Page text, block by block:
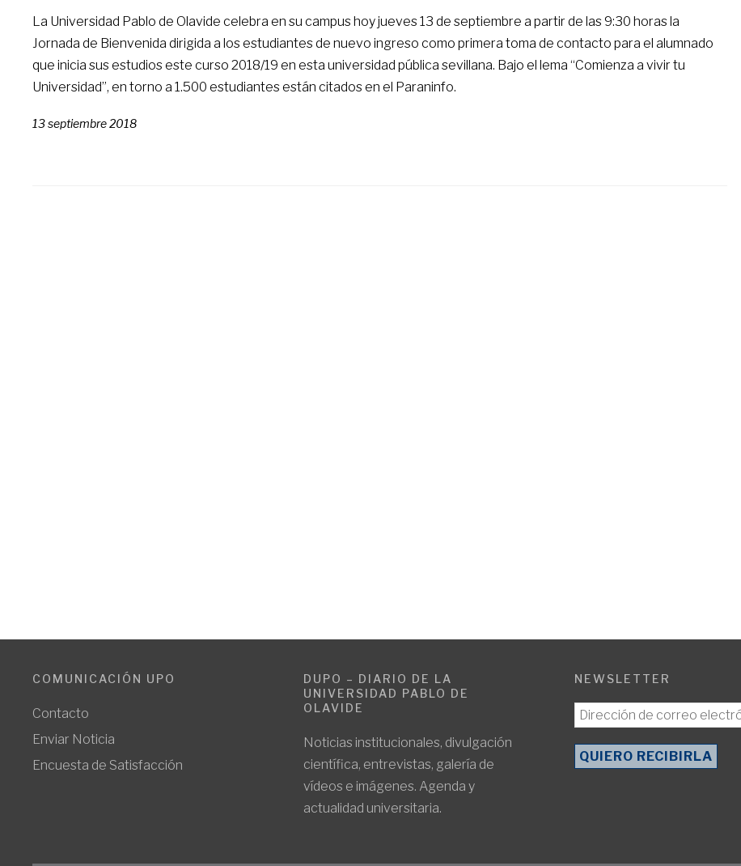
La Universidad Pablo de Olavide celebra en su campus hoy jueves 13 de septiembre a partir de las 9:30 horas la
Jornada de Bienvenida dirigida a los estudiantes de nuevo ingreso como primera toma de contacto para el alumnado
que inicia sus estudios este curso 2018/19 en esta universidad pública sevillana. Bajo el lema “Comienza a vivir tu
Universidad”, en torno a 1.500 estudiantes están citados en el Paraninfo.
13 septiembre 2018
COMUNICACIÓN UPO
Contacto
Enviar Noticia
Encuesta de Satisfacción
DUPO – DIARIO DE LA
UNIVERSIDAD PABLO DE
OLAVIDE
Noticias institucionales, divulgación
científica, entrevistas, galería de
vídeos e imágenes. Agenda y
actualidad universitaria.
NEWSLETTER